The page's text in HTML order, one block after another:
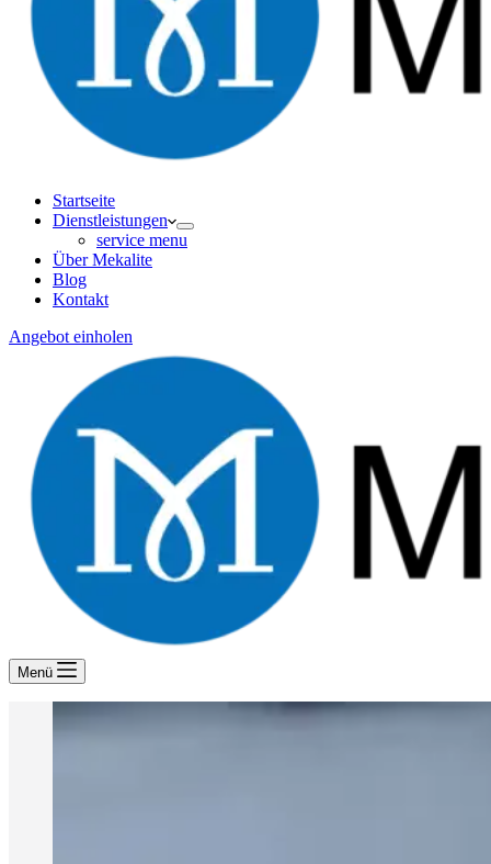
Startseite
Dienstleistungen
service menu
Über Mekalite
Blog
Kontakt
Angebot einholen
Menü